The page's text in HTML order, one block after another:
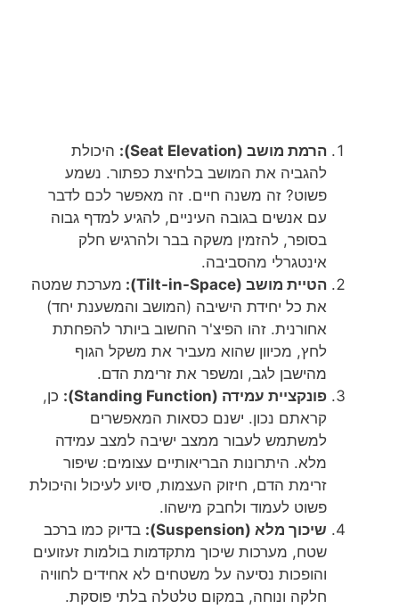
הרמת מושב (Seat Elevation):
היכולת
להגביה את המושב בלחיצת כפתור. נשמע
פשוט? זה משנה חיים. זה מאפשר לכם לדבר
עם אנשים בגובה העיניים, להגיע למדף גבוה
בסופר, להזמין משקה בבר ולהרגיש חלק
אינטגרלי מהסביבה.
הטיית מושב (Tilt-in-Space):
מערכת שמטה
את כל יחידת הישיבה (המושב והמשענת יחד)
אחורנית. זהו הפיצ'ר החשוב ביותר להפחתת
לחץ, מכיוון שהוא מעביר את משקל הגוף
מהישבן לגב, ומשפר את זרימת הדם.
פונקציית עמידה (Standing Function):
כן,
קראתם נכון. ישנם כסאות המאפשרים
למשתמש לעבור ממצב ישיבה למצב עמידה
מלא. היתרונות הבריאותיים עצומים: שיפור
זרימת הדם, חיזוק העצמות, סיוע לעיכול והיכולת
פשוט לעמוד ולחבק מישהו.
שיכוך מלא (Suspension):
בדיוק כמו ברכב
שטח, מערכות שיכוך מתקדמות בולמות זעזועים
והופכות נסיעה על משטחים לא אחידים לחוויה
חלקה ונוחה, במקום טלטלה בלתי פוסקת.